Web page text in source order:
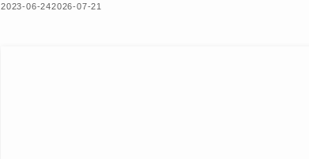
2023-06-242026-07-21